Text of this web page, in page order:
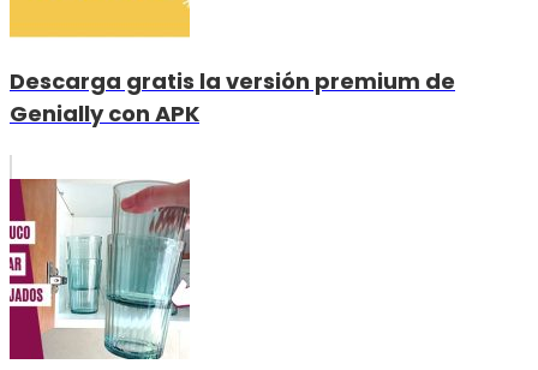
Descarga gratis la versión premium de
Genially con APK